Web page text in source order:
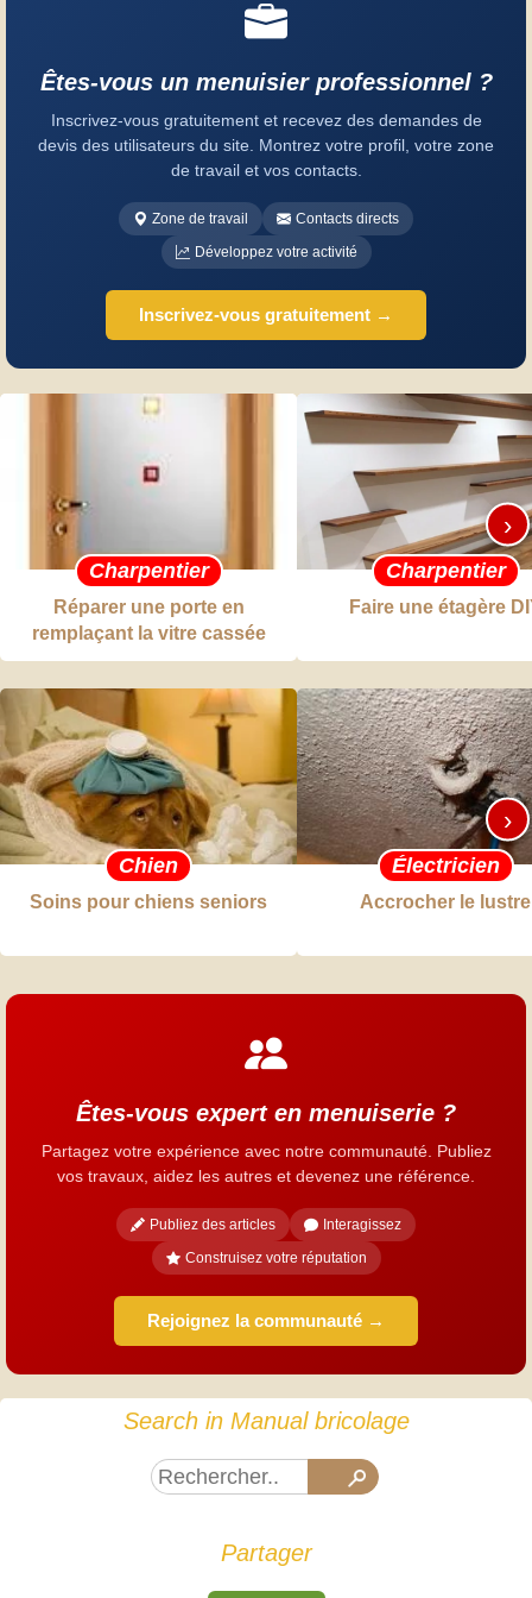
Êtes-vous un menuisier professionnel ?
Inscrivez-vous gratuitement et recevez des demandes de
devis des utilisateurs du site. Montrez votre profil, votre zone
de travail et vos contacts.
Zone de travail
Contacts directs
Développez votre activité
Inscrivez-vous gratuitement →
Charpentier
Réparer une porte en
remplaçant la vitre cassée
Charpentier
Faire une étagère
›
Chien
Soins pour chiens seniors
Électricien
Accrocher le lustre
›
Êtes-vous expert en menuiserie ?
Partagez votre expérience avec notre communauté. Publiez
vos travaux, aidez les autres et devenez une référence.
Publiez des articles
Interagissez
Construisez votre réputation
Rejoignez la communauté →
Search in Manual bricolage
Partager